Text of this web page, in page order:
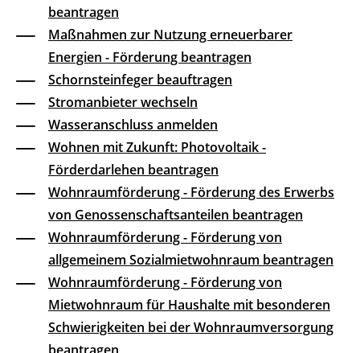
beantragen
Maßnahmen zur Nutzung erneuerbarer
Energien - Förderung beantragen
Schornsteinfeger beauftragen
Stromanbieter wechseln
Wasseranschluss anmelden
Wohnen mit Zukunft: Photovoltaik -
Förderdarlehen beantragen
Wohnraumförderung - Förderung des Erwerbs
von Genossenschaftsanteilen beantragen
Wohnraumförderung - Förderung von
allgemeinem Sozialmietwohnraum beantragen
Wohnraumförderung - Förderung von
Mietwohnraum für Haushalte mit besonderen
Schwierigkeiten bei der Wohnraumversorgung